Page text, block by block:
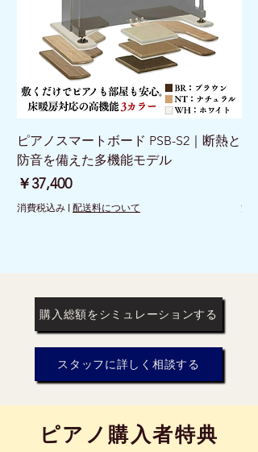
ピアノスマートボード PSB-S2｜断熱と
防音を備えた多機能モデル
価格
￥37,400
消費税込み | 配送料について 消
購入総額をシミュレーションする
スタッフに詳しく相談する
​ピアノ購入者特典